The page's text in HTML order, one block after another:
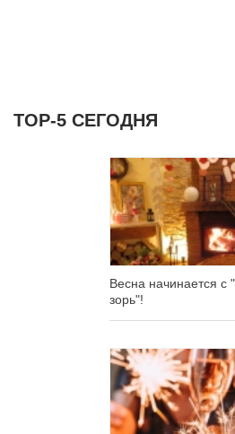
ТОР-5 СЕГОДНЯ
Весна начинается с
зорь"!